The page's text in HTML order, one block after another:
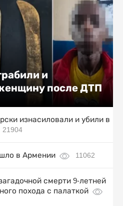
и
после ДТП
изнасиловали и убили в
21904
в Армении 11062
смерти 9-летней
похода с палаткой